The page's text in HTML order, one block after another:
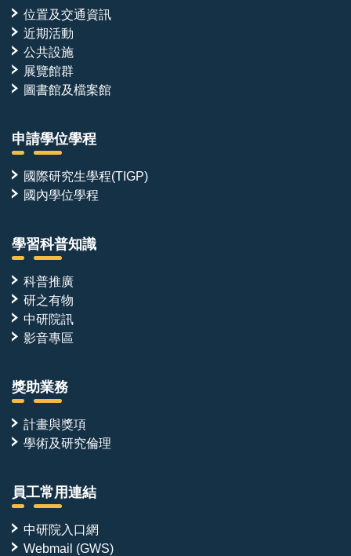
位置及交通資訊
近期活動
公共設施
展覽館群
圖書館及檔案館
申請學位學程
國際研究生學程(TIGP)
國內學位學程
學習科普知識
科普推廣
研之有物
中研院訊
影音專區
獎助業務
計畫與獎項
學術及研究倫理
員工常用連結
中研院入口網
Webmail (GWS)